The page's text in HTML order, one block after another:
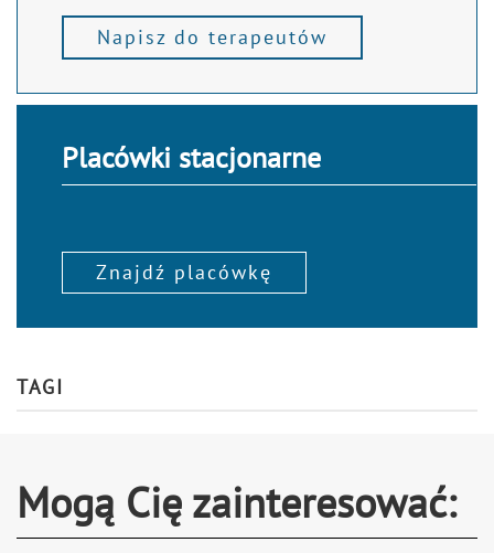
Napisz do terapeutów
Placówki stacjonarne
Znajdź placówkę
TAGI
Mogą Cię zainteresować: